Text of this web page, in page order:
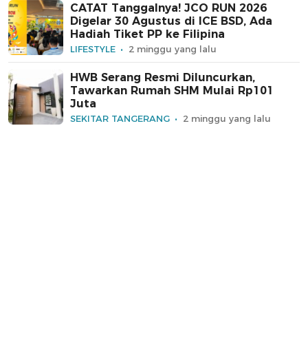
CATAT Tanggalnya! JCO RUN 2026
Digelar 30 Agustus di ICE BSD, Ada
Hadiah Tiket PP ke Filipina
LIFESTYLE 2 minggu yang lalu
HWB Serang Resmi Diluncurkan,
Tawarkan Rumah SHM Mulai Rp101
Juta
SEKITAR TANGERANG 2 minggu yang lalu